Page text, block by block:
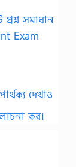
সমাধান
Exam
দেখাও
কর।